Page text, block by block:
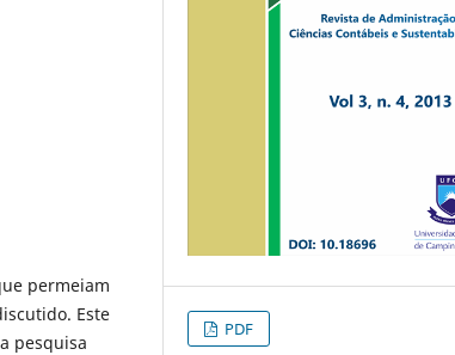
permeiam
Este
pesquisa
PDF